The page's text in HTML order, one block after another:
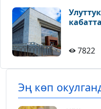
7822
Эң көп